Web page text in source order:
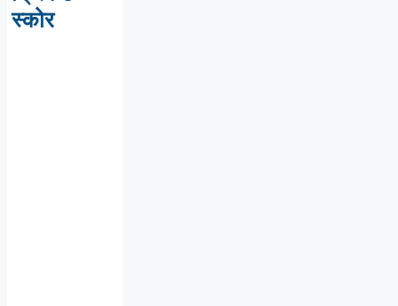
स्कोर